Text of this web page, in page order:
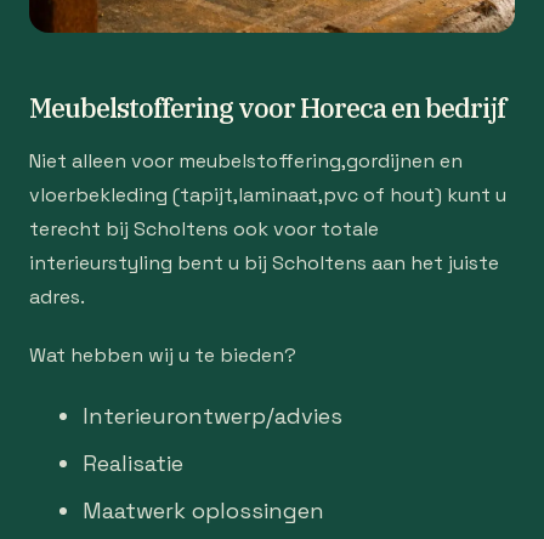
Meubelstoffering voor Horeca en bedrijf
Niet alleen voor meubelstoffering,gordijnen en
vloerbekleding (tapijt,laminaat,pvc of hout) kunt u
terecht bij Scholtens ook voor totale
interieurstyling bent u bij Scholtens aan het juiste
adres.
Wat hebben wij u te bieden?
Interieurontwerp/advies
Realisatie
Maatwerk oplossingen